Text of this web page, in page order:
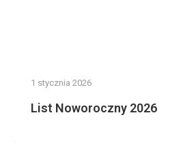
1 stycznia 2026
List Noworoczny 2026